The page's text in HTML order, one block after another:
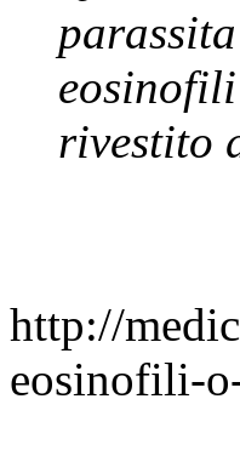
rivestito
http://
eosinofili-